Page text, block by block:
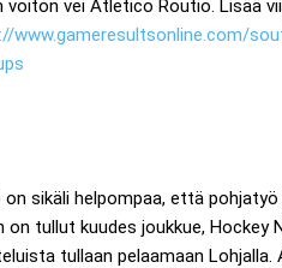
voiton vei Atletico Routio. Lisää
www.gameresultsonline.com/
sikäli helpompaa, että
on tullut kuudes joukkue, Hockey
tullaan pelaamaan